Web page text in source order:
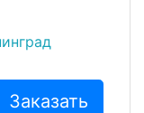
Заказать